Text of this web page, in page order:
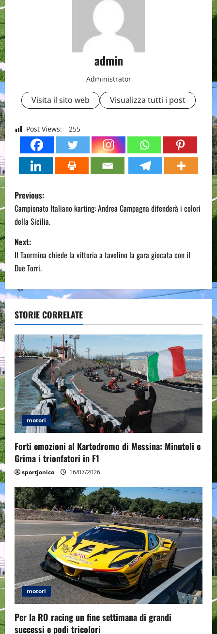
admin
Administrator
Visita il sito web Visualizza tutti i post
Post Views: 255
P
o
s
t
n
a
v
i
g
a
t
i
o
n
Previous:
Campionato Italiano karting: Andrea Campagna difenderà i colori
della Sicilia.
Next:
Il Taormina chiede la vittoria a tavolino la gara giocata con il
Due Torri.
STORIE CORRELATE
motori
Forti emozioni al Kartodromo di Messina: Minutoli e
Grima i trionfatori in F1
sportjonico 16/07/2026
motori
Per la RO racing un fine settimana di grandi
successi e podi tricolori